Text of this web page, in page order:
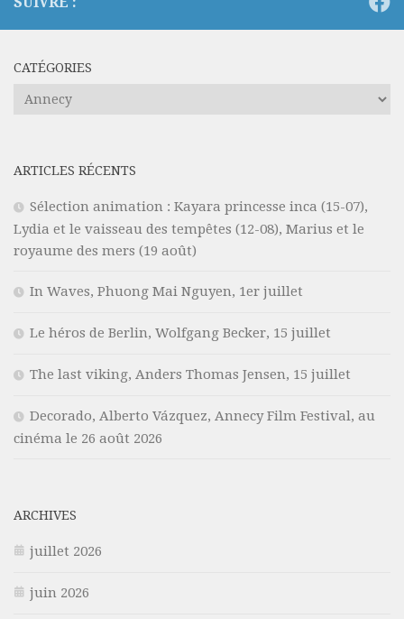
CATÉGORIES
Catégories
ARTICLES RÉCENTS
Sélection animation : Kayara princesse inca (15-07),
Lydia et le vaisseau des tempêtes (12-08), Marius et le
royaume des mers (19 août)
In Waves, Phuong Mai Nguyen, 1er juillet
Le héros de Berlin, Wolfgang Becker, 15 juillet
The last viking, Anders Thomas Jensen, 15 juillet
Decorado, Alberto Vázquez, Annecy Film Festival, au
cinéma le 26 août 2026
ARCHIVES
juillet 2026
juin 2026